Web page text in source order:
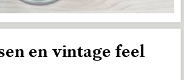
en vintage feel